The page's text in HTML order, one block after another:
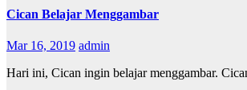
Cican Belajar Menggambar
Mar 16, 2019 admin
Hari ini, Cican ingin belajar menggambar.